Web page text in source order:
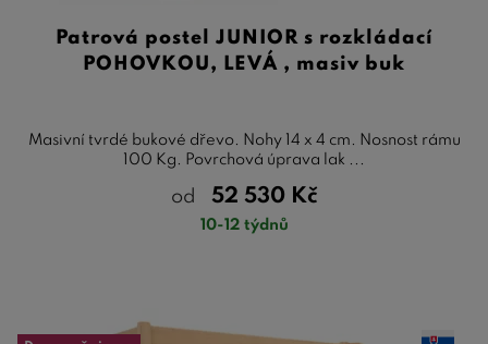
Patrová postel JUNIOR s rozkládací
POHOVKOU, LEVÁ , masiv buk
Masivní tvrdé bukové dřevo. Nohy 14 x 4 cm. Nosnost rámu
100 Kg. Povrchová úprava lak ...
od 52 530 Kč
10-12 týdnů